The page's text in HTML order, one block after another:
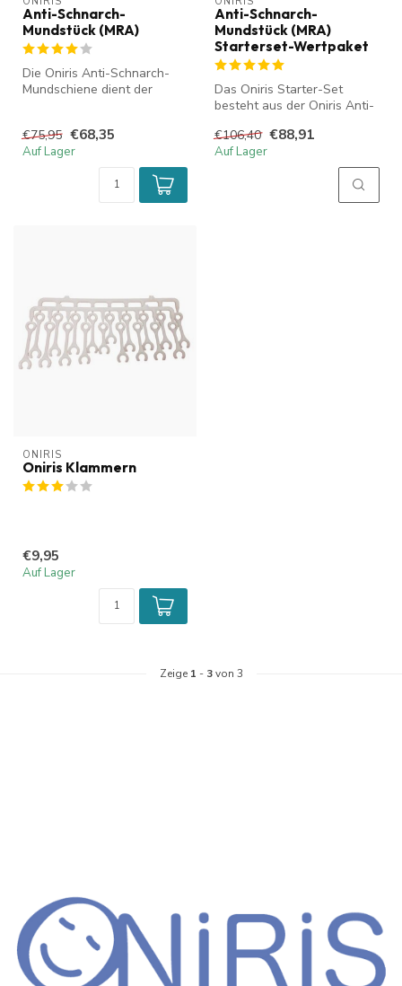
Anti-Schnarch-
Mundstück (MRA)
Die Oniris Anti-Schnarch-
Mundschiene dient der
€75,95 €68,35
Auf Lager
Anti-Schnarch-
Mundstück (MRA)
Starterset-Wertpaket
Das Oniris Starter-Set
besteht aus der Oniris Anti-
vers...
€106,40 €88,91
Auf Lager
ONIRIS
Oniris Klammern
€9,95
Auf Lager
Zeige 1 - 3von 3